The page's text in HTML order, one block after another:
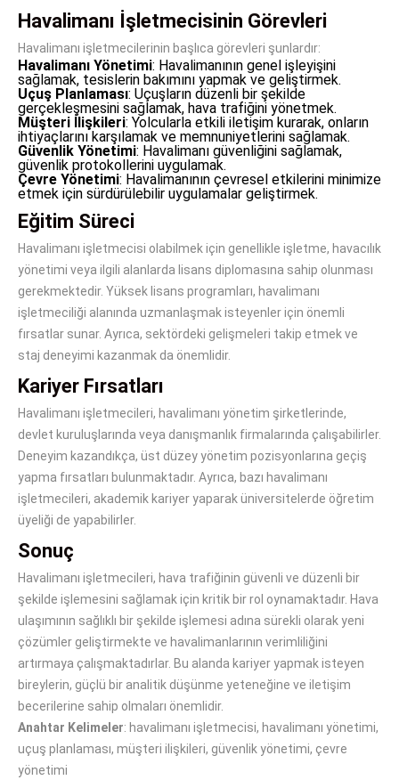
Havalimanı İşletmecisinin Görevleri
Havalimanı işletmecilerinin başlıca görevleri şunlardır:
Havalimanı Yönetimi: Havalimanının genel işleyişini
sağlamak, tesislerin bakımını yapmak ve geliştirmek.
Uçuş Planlaması: Uçuşların düzenli bir şekilde
gerçekleşmesini sağlamak, hava trafiğini yönetmek.
Müşteri İlişkileri: Yolcularla etkili iletişim kurarak, onların
ihtiyaçlarını karşılamak ve memnuniyetlerini sağlamak.
Güvenlik Yönetimi: Havalimanı güvenliğini sağlamak,
güvenlik protokollerini uygulamak.
Çevre Yönetimi: Havalimanının çevresel etkilerini minimize
etmek için sürdürülebilir uygulamalar geliştirmek.
Eğitim Süreci
Havalimanı işletmecisi olabilmek için genellikle işletme, havacılık
yönetimi veya ilgili alanlarda lisans diplomasına sahip olunması
gerekmektedir. Yüksek lisans programları, havalimanı
işletmeciliği alanında uzmanlaşmak isteyenler için önemli
fırsatlar sunar. Ayrıca, sektördeki gelişmeleri takip etmek ve
staj deneyimi kazanmak da önemlidir.
Kariyer Fırsatları
Havalimanı işletmecileri, havalimanı yönetim şirketlerinde,
devlet kuruluşlarında veya danışmanlık firmalarında çalışabilirler.
Deneyim kazandıkça, üst düzey yönetim pozisyonlarına geçiş
yapma fırsatları bulunmaktadır. Ayrıca, bazı havalimanı
işletmecileri, akademik kariyer yaparak üniversitelerde öğretim
üyeliği de yapabilirler.
Sonuç
Havalimanı işletmecileri, hava trafiğinin güvenli ve düzenli bir
şekilde işlemesini sağlamak için kritik bir rol oynamaktadır. Hava
ulaşımının sağlıklı bir şekilde işlemesi adına sürekli olarak yeni
çözümler geliştirmekte ve havalimanlarının verimliliğini
artırmaya çalışmaktadırlar. Bu alanda kariyer yapmak isteyen
bireylerin, güçlü bir analitik düşünme yeteneğine ve iletişim
becerilerine sahip olmaları önemlidir.
Anahtar Kelimeler: havalimanı işletmecisi, havalimanı yönetimi,
uçuş planlaması, müşteri ilişkileri, güvenlik yönetimi, çevre
yönetimi